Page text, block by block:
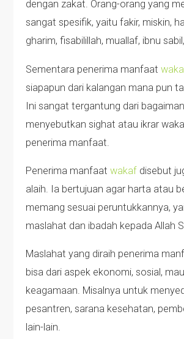
dengan zakat. Orang-orang yang
sangat spesifik, yaitu fakir, miskin,
gharim, fisabilillah, muallaf, ibnu
Sementara penerima manfaat
siapapun dari kalangan mana pun
Ini sangat tergantung dari
menyebutkan sighat atau ikrar
penerima manfaat.
Penerima manfaatwakaf disebut
alaih. Ia bertujuan agar harta atau
memang sesuai peruntukkannya,
maslahat dan ibadah kepada Allah
Maslahat yang diraih penerima
bisa dari aspek ekonomi, sosial,
keagamaan. Misalnya untuk
pesantren, sarana kesehatan,
lain-lain.